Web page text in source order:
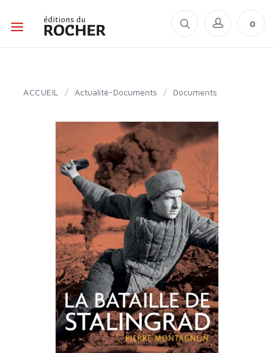
0
ACCUEIL / Actualité-Documents / Documents